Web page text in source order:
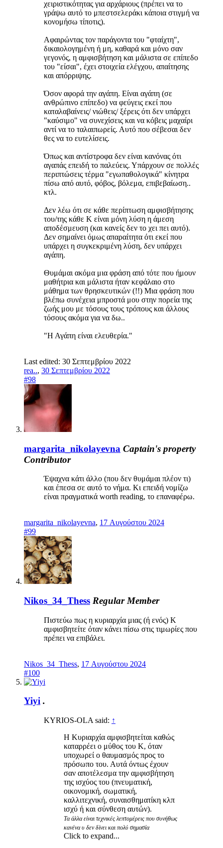
χειριστικότητας για αρχάριους (πρέπει να το
γράψω αυτό το μπεστσελεράκι κάποια στιγμή να
κονομήσω τίποτις).
Αφαιρώντας τον παράγοντα του "φταίχτη",
δικαιολογημένη ή μη, καθαρά και μόνο σαν
γεγονός, η αμφισβήτηση και μάλιστα σε επίπεδο
του "είσαι", έχει στοιχεία ελέγχου, απαίτησης
και απόρριψης.
Όσον αφορά την αγάπη. Είναι αγάπη (σε
ανθρώπινο επίπεδο) να φεύγεις εκεί που
καταλαβαίνεις/ νιώθεις/ ξέρεις ότι δεν υπάρχει
"καύσιμο" να συνεχίσεις και να κόβεις μαχαίρι
αντί να το ταλαιπωρείς. Αυτό που σέβεσαι δεν
θες να το ευτελίσεις.
Όπως και αντίστροφα δεν είναι κανόνας ότι
αγαπάς επειδή το παλεύεις. Υπάρχουν σε πολλές
περιπτώσεις τέρμα "εγωπαθολογικά" κίνητρα
πίσω από αυτό, φόβος, βόλεμα, επιβεβαίωση..
κτλ.
Δεν λέω ότι σε κάθε περίπτωση αμφισβήτησης
του/της κάθε Κ είναι μόνη λύση η άμεση
αποδέσμευση (και κανείς δεν το χει πει αυτό).
Δεν σημαίνει όμως απαραίτητα ότι εκεί που
υπάρχει η συγκεκριμένη λύση, δεν υπάρχει
αγάπη.
Θυμάμαι ακόμα μια φράση από τότε που ήμουν
μαθήτρια και μάλιστα ήταν κεφάλαιο στο
μάθημα των θρησκευτικών (!!) Μια φράση που
βλέπω συνέχεια μπροστά μου στην πορεία της
ζωής μου με τόσους τους τρόπους και άλλους
τόσους ακόμα για να δω..
"Η Αγάπη είναι ελευθερία."
Last edited: 30 Σεπτεμβρίου 2022
rea.., 30 Σεπτεμβρίου 2022
#98
margarita_nikolayevna Captain's property
Contributor
Έψαχνα κάτι άλλο (που δεν θυμάμαι πλέον τι)
και έπεσα σε αυτό το νήμα. Κι επειδή νομίζω
είναι πραγματικά worth reading, το επαναφέρω.
margarita_nikolayevna, 17 Αυγούστου 2024
#99
Nikos_34_Thess Regular Member
Πιστεύω πως η κυριαρχία μιας (ή ενός) Κ
αμφισβητείτε όταν κάνει πίσω στις τιμωρίες που
πρέπει να επιβάλει.
Nikos_34_Thess, 17 Αυγούστου 2024
#100
Yiyi .
KYRIOS-OLA said: ↑
Η Κυριαρχία αμφισβητείται καθώς
καταρρέει ο μύθος του Κ, όταν
υποχωρεί ο θαυμασμός προς το
πρόσωπο του. Αυτά όντως έχουν
σαν αποτέλεσμα την αμφισβήτηση
της ισχύος του (πνευματική,
οικονομική, σωματική,
καλλιτεχνική, συναισθηματίκη κλπ
ισχύ ή και σύνθεση αυτών).
Τα άλλα είναι τεχνικές λεπτομέρεις που συνήθως
κανένα υ δεν δίνει και πολύ σημασία
Click to expand...